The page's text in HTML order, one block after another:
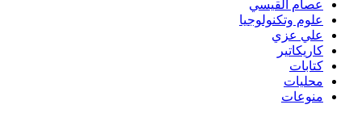
عصام القيسي
علوم وتكنولوجيا
علي عزي
كاريكاتير
كتابات
محليات
منوعات